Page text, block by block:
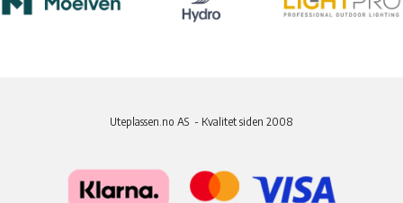
Uteplassen.no AS - Kvalitet siden 2008